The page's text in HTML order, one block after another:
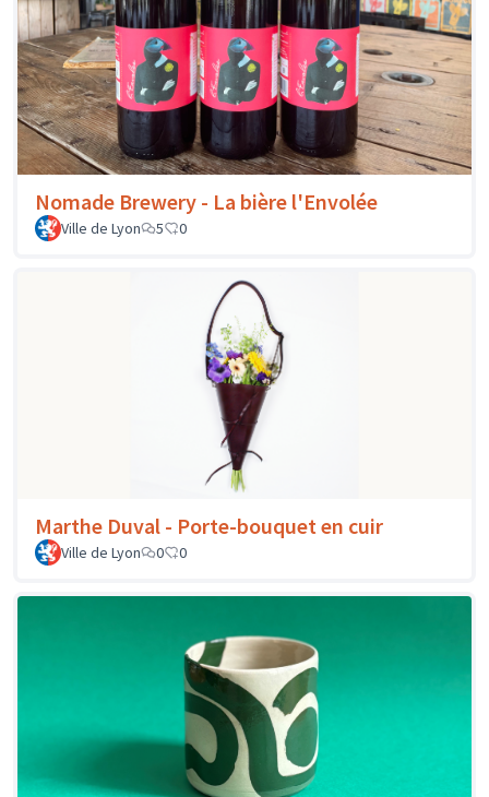
Nomade Brewery - La bière l'Envolée
Ville de Lyon 5 0
Marthe Duval - Porte-bouquet en cuir
Ville de Lyon 0 0